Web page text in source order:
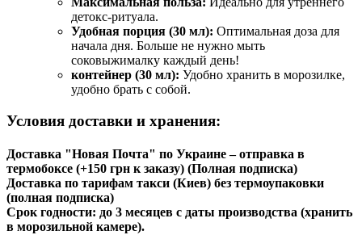
детокс-ритуала.
Удобная порция (30 мл): Оптимальная доза для
начала дня. Больше не нужно мыть
соковыжималку каждый день!
контейнер (30 мл): Удобно хранить в морозилке,
удобно брать с собой.
Условия доставки и хранения:
Доставка "Новая Почта" по Украине – отправка в
термобоксе (+150 грн к заказу) (Полная подписка)
Доставка по тарифам такси (Киев) без термоупаковки
(полная подписка)
Срок годности: до 3 месяцев с даты производства (хранить
в морозильной камере).